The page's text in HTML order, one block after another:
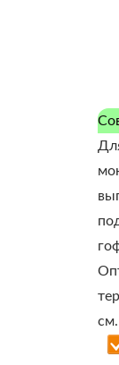
см.